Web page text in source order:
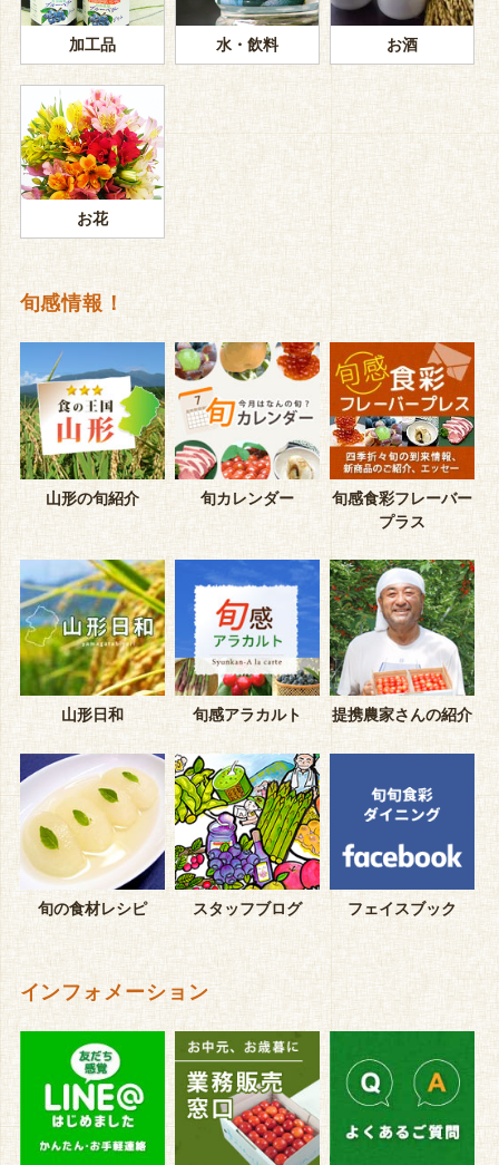
加工品 水・飲料 お酒
お花
旬感情報！
山形の旬紹介 旬カレンダー
旬感食彩フレーバー
プラス
山形日和 旬感アラカルト 提携農家さんの紹介
旬の食材レシピ スタッフブログ フェイスブック
インフォメーション